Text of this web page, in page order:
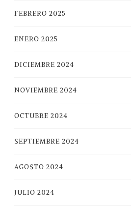
FEBRERO 2025
ENERO 2025
DICIEMBRE 2024
NOVIEMBRE 2024
OCTUBRE 2024
SEPTIEMBRE 2024
AGOSTO 2024
JULIO 2024